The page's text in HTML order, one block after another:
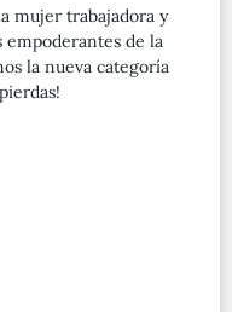
mujer trabajadora y
empoderantes de la
la nueva categoría